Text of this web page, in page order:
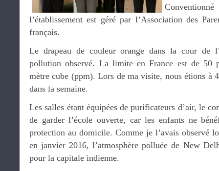
l’établissement est géré par l’Association des
français.
Le drapeau de couleur orange dans la cour de
pollution observé. La limite en France est de 50
mètre cube (ppm). Lors de ma visite, nous étions à
dans la semaine.
Les salles étant équipées de purificateurs d’air, le
de garder l’école ouverte, car les enfants ne
protection au domicile. Comme je l’avais observé
en janvier 2016, l’atmosphère polluée de New
pour la capitale indienne.